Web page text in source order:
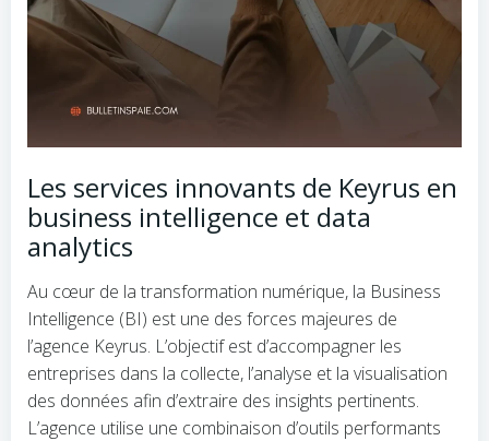
Les services innovants de Keyrus en
business intelligence et data
analytics
Au cœur de la transformation numérique, la Business
Intelligence (BI) est une des forces majeures de
l’agence Keyrus. L’objectif est d’accompagner les
entreprises dans la collecte, l’analyse et la visualisation
des données afin d’extraire des insights pertinents.
L’agence utilise une combinaison d’outils performants